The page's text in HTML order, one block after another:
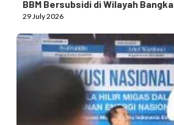
BBM Bersubsidi di Wilayah Bangka
29 July 2026